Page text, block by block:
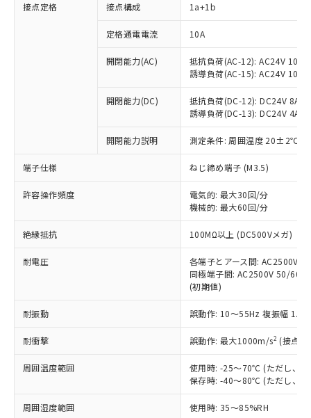
接点定格 接点構成 1a+1b
定格通電電流 10A
開閉能力(AC)
抵抗負荷(AC-12): AC24V 10A/
誘導負荷(AC-15): AC24V
開閉能力(DC)
抵抗負荷(DC-12): DC24V 8A/
誘導負荷(DC-13): DC24V 4A/
開閉能力説明 測定条件: 周囲温度 20±2℃、
端子仕様 ねじ締め端子 (M3.5)
許容操作頻度
電気的: 最大30回/分
機械的: 最大60回/分
絶縁抵抗 100MΩ以上 (DC500Vメガ)
耐電圧
各端子とアース間: AC2500V
同極端子間: AC2500V 50/
(初期値)
耐振動 誤動作: 10～55Hz 複振幅
耐衝撃 誤動作: 最大1000m/s2 (接点
周囲温度範囲
使用時: -25～70℃ (ただし、氷
保存時: -40～80℃ (ただし、氷
周囲湿度範囲 使用時: 35～85%RH
ご利用条件
以下の条件をお読みいただき、同意のうえ
本サービスは、当社制御機器事業取扱
商品の当社在庫状況および標準価格
(税抜)を提供させていただくもので
当社制御機器事業取扱商品の中には、
ことをご了承ください。
在庫状況および標準価格照会結果は、
記載している更新日時点での社内デー
タに基づき作成されるものであり、閲
覧された時点での実際の在庫および標
準価格とは異なる場合があることをご
対応済み：EU RoHS指令（10物質）の
非含有に対応した製品が提供可能な商品で
対応予定：EU RoHS指令（10物質）の非含
有に対応した製品に切り替える予定のある
対応予定なし：EU RoHS指令（10物質）の
非含有に非対応の商品で、対応品を出す予
定はありません。
調査・確認中：EU RoHS指令（10物質）の
非含有の対応状況を調査中または確認中の
非該当品：ライセンス料など無形物で、有
害物質有無と関係のない商品です。
仕入先様の事情により、非含有部品として
いたものが、含有品と判明した場合などや
むを得ず変更することがあります。
*EU RoHS指令（10物質）：
鉛(Pb) 1000ppm以下、 水銀(Hg) 1000ppm以下、 カド
六価クロム(Cr(Ⅵ)) 1000ppm以下、ポリ臭化ビフェニル
「○」：最大均質材料含有率が中国RoHSの
基準値以下であることを示します。
「×」：最大均質材料含有率が中国RoHSの
基準値を超えていることを示します。
「－」：未確認です。当社販売部門へお問
*中国RoHS10物質の基準値 (GB/T26572)：
Pb(鉛) :1000ppm、 Hg(水銀) : 1000ppm、 Cd(カドミウ
ム) : 100ppm、
当社は、これら貴社製品のうち、外国
為替および外国貿易法に定める商品
（以下｢規制貨物等」という）を輸出
または国外への提供する場合は、日本
国政府の輸出許可(または役務取引許
可)を取得するなどの必要な手続きを